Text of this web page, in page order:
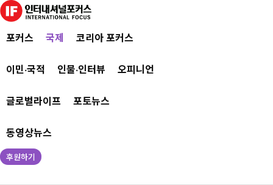
포커스 국제 코리아 포커스
이민·국적 인물·인터뷰 오피니언
글로벌라이프 포토뉴스
동영상뉴스
후원하기